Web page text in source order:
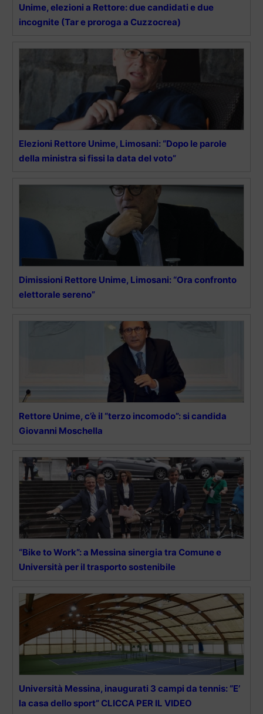
Unime, elezioni a Rettore: due candidati e due
incognite (Tar e proroga a Cuzzocrea)
Elezioni Rettore Unime, Limosani: “Dopo le parole
della ministra si fissi la data del voto”
Dimissioni Rettore Unime, Limosani: “Ora confronto
elettorale sereno”
Rettore Unime, c’è il “terzo incomodo”: si candida
Giovanni Moschella
“Bike to Work”: a Messina sinergia tra Comune e
Università per il trasporto sostenibile
Università Messina, inaugurati 3 campi da tennis: “E’
la casa dello sport” CLICCA PER IL VIDEO